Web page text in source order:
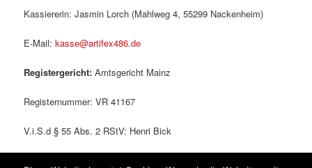
Kassiererin: Jasmin Lorch (Mahlweg 4, 55299 Nackenheim)
E-Mail:kasse@artifex486.de
Registergericht: Amtsgericht Mainz
Registernummer: VR 41167
V.i.S.d § 55 Abs. 2 RStV: Henri Bick